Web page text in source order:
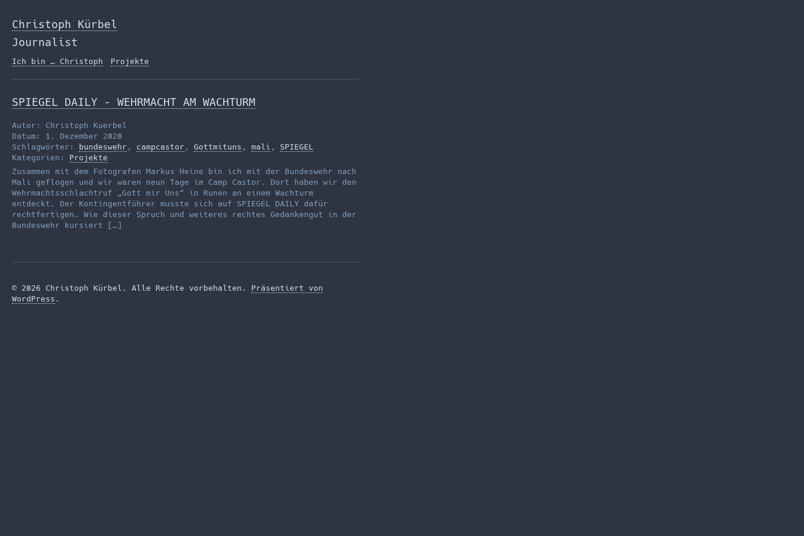
Inhalt
springen
Christoph Kürbel
Journalist
Ich bin … Christoph Projekte
SPIEGEL DAILY – WEHRMACHT AM WACHTURM
Autor: Christoph Kuerbel
Datum: 1. Dezember 2020
Schlagwörter:
bundeswehr , campcastor , Gottmituns , mali , SPIEGEL
Kategorien: Projekte
Zusammen mit dem Fotografen Markus Heine bin ich mit der Bundeswehr nach
Mali geflogen und wir waren neun Tage im Camp Castor. Dort haben wir den
Wehrmachtsschlachtruf „Gott mir Uns“ in Runen an einem Wachturm
entdeckt. Der Kontingentführer musste sich auf SPIEGEL DAILY dafür
rechtfertigen. Wie dieser Spruch und weiteres rechtes Gedankengut in der
Bundeswehr kursiert […]
© 2026 Christoph Kürbel. Alle Rechte vorbehalten. Präsentiert von
WordPress .